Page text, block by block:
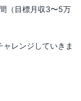
（目標月収3〜5万
レンジしていきま